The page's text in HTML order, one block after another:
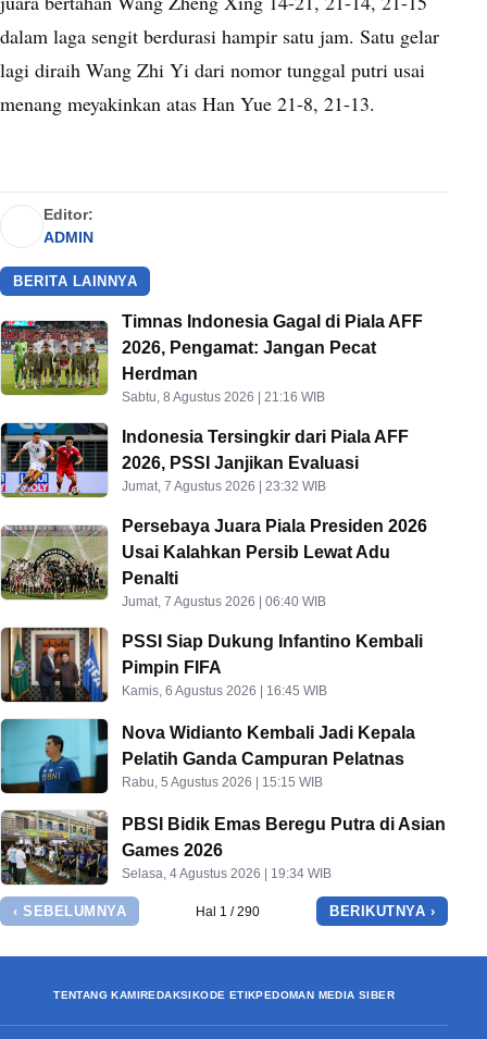
dalam laga sengit berdurasi hampir satu jam. Satu gelar
lagi diraih Wang Zhi Yi dari nomor tunggal putri usai
menang meyakinkan atas Han Yue 21-8, 21-13.
Editor:
ADMIN
BERITA LAINNYA
Timnas Indonesia Gagal di Piala AFF
2026, Pengamat: Jangan Pecat
Herdman
Sabtu, 8 Agustus 2026 | 21:16 WIB
Indonesia Tersingkir dari Piala AFF
2026, PSSI Janjikan Evaluasi
Jumat, 7 Agustus 2026 | 23:32 WIB
Persebaya Juara Piala Presiden 2026
Usai Kalahkan Persib Lewat Adu
Penalti
Jumat, 7 Agustus 2026 | 06:40 WIB
PSSI Siap Dukung Infantino Kembali
Pimpin FIFA
Kamis, 6 Agustus 2026 | 16:45 WIB
Nova Widianto Kembali Jadi Kepala
Pelatih Ganda Campuran Pelatnas
Rabu, 5 Agustus 2026 | 15:15 WIB
PBSI Bidik Emas Beregu Putra di Asian
Games 2026
Selasa, 4 Agustus 2026 | 19:34 WIB
‹ SEBELUMNYA Hal 1 / 290 BERIKUTNYA ›
TENTANG KAMIREDAKSIKODE ETIKPEDOMAN MEDIA SIBER